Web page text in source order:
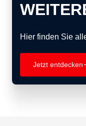
Hier finden Sie
Jetzt entdecken